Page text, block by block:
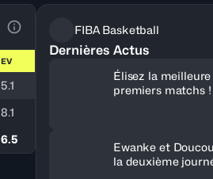
Voir la Légende du Tableau
EV
5.1
8.1
6.5
FIBA Basketball
Dernières Actus
Élisez la
premiers matchs !
Ewanke et
la deuxième